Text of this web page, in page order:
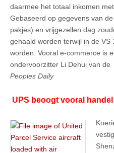
daarmee het totaal inkomen
Gebaseerd op gegevens van
pakjes) en vrijgezellen dag
gehaald worden terwijl in de
worden. Vooral e-commerce is
ondervoorzitter Li Dehui van de
Peoples Daily
UPS beoogt vooral handel